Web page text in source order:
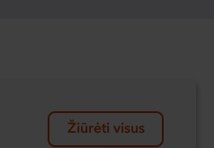
Žiūrėti visus